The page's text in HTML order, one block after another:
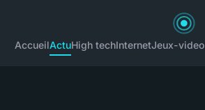
AccueilActuHigh techInternetJeux-video